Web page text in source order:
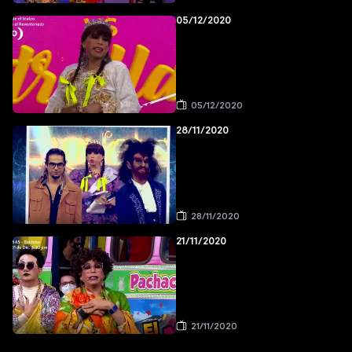
05/12/2020
05/12/2020
28/11/2020
28/11/2020
21/11/2020
21/11/2020